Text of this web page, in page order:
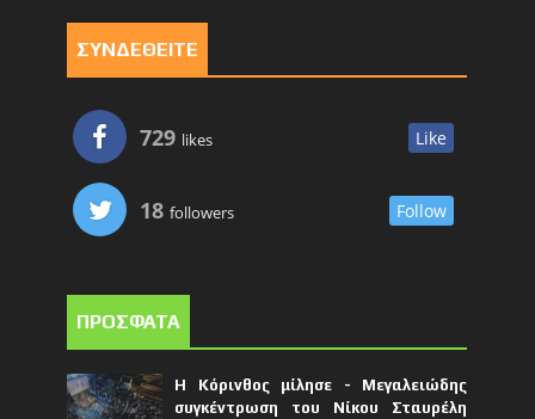
ΣΥΝΔΕΘΕΙΤΕ
729 likes Like
18 followers Follow
ΠΡΟΣΦΑΤΑ
Η Κόρινθος μίλησε - Μεγαλειώδης
συγκέντρωση του Νίκου Σταυρέλη